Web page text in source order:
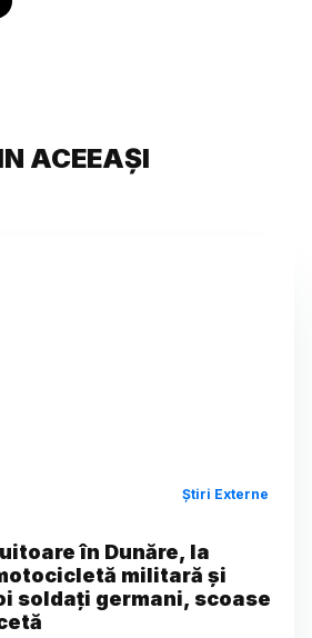
ACEEAȘI
Știri Externe
în Dunăre, la
militară și
soldați germani, scoase